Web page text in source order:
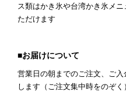
ス類はかき氷や台湾かき氷メ
ただけます
■お届けについて
営業日の朝までのご注文、ご
します（ご注文集中時をのぞく）